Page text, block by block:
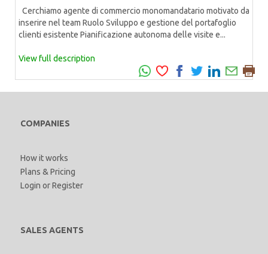
Cerchiamo agente di commercio monomandatario motivato da
inserire nel team Ruolo Sviluppo e gestione del portafoglio
clienti esistente Pianificazione autonoma delle visite e...
View full description
COMPANIES
How it works
Plans & Pricing
Login orRegister
SALES AGENTS